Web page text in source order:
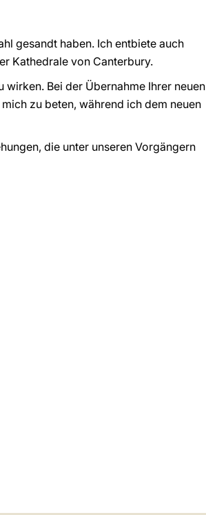
gesandt haben. Ich entbiete auch
Kathedrale von Canterbury.
wirken. Bei der Übernahme Ihrer neuen
zu beten, während ich dem neuen
die unter unseren Vorgängern